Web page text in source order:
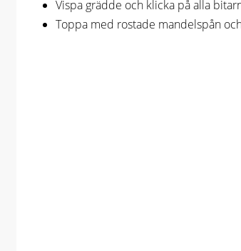
Vispa grädde och klicka på alla
Toppa med rostade mandelspån